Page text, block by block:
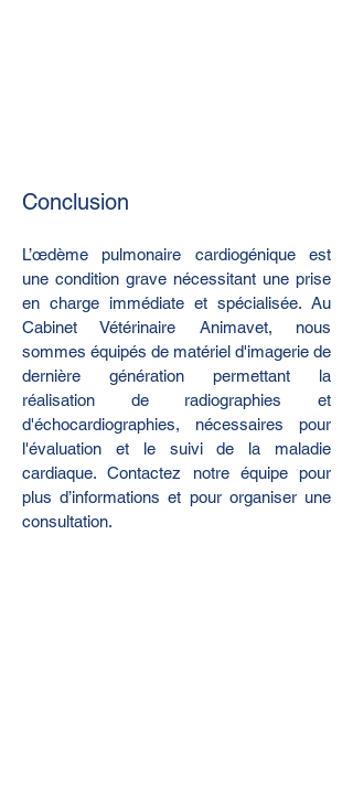
Conclusion
L’œdème pulmonaire cardiogénique est
une condition grave nécessitant une prise
en charge immédiate et spécialisée. Au
Cabinet Vétérinaire Animavet, nous
sommes équipés de matériel d'imagerie de
dernière génération permettant la
réalisation de radiographies et
d'échocardiographies, nécessaires pour
l'évaluation et le suivi de la maladie
cardiaque. Contactez notre équipe pour
plus d’informations et pour organiser une
consultation.